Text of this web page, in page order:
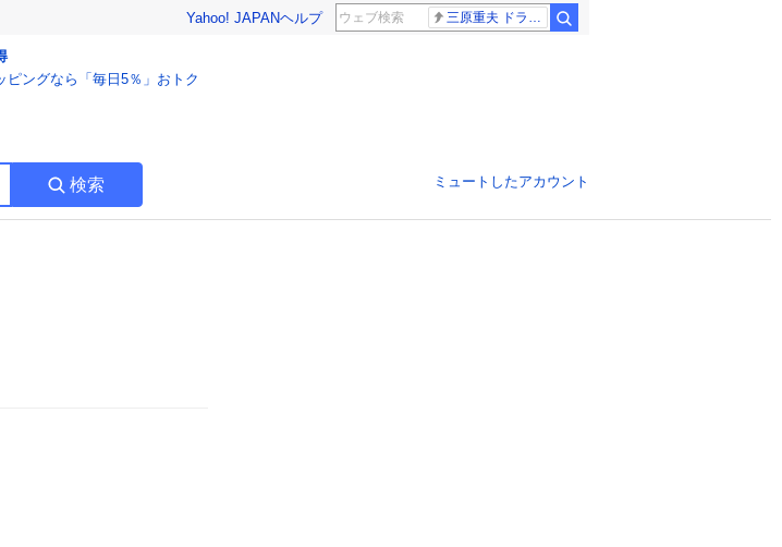
Yahoo! JAPANヘルプ 三原重夫 ドラマー
ピングなら「毎日5％」おトク
検索 ミュートしたアカウント